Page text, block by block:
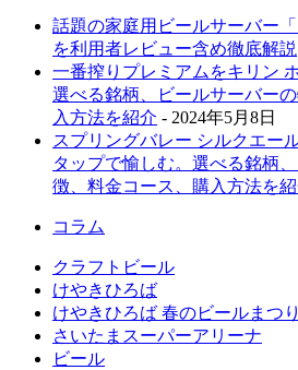
話題の家庭用ビールサーバー
を利用者レビュー含め徹底解説
一番搾りプレミアムをキリン
選べる銘柄、ビールサーバー
入方法を紹介 - 2024年5月8日
スプリングバレー シルクエー
タップで愉しむ。選べる銘柄
徴、料金コース、購入方法を
コラム
クラフトビール
けやきひろば
けやきひろば 春のビールまつり
さいたまスーパーアリーナ
ビール